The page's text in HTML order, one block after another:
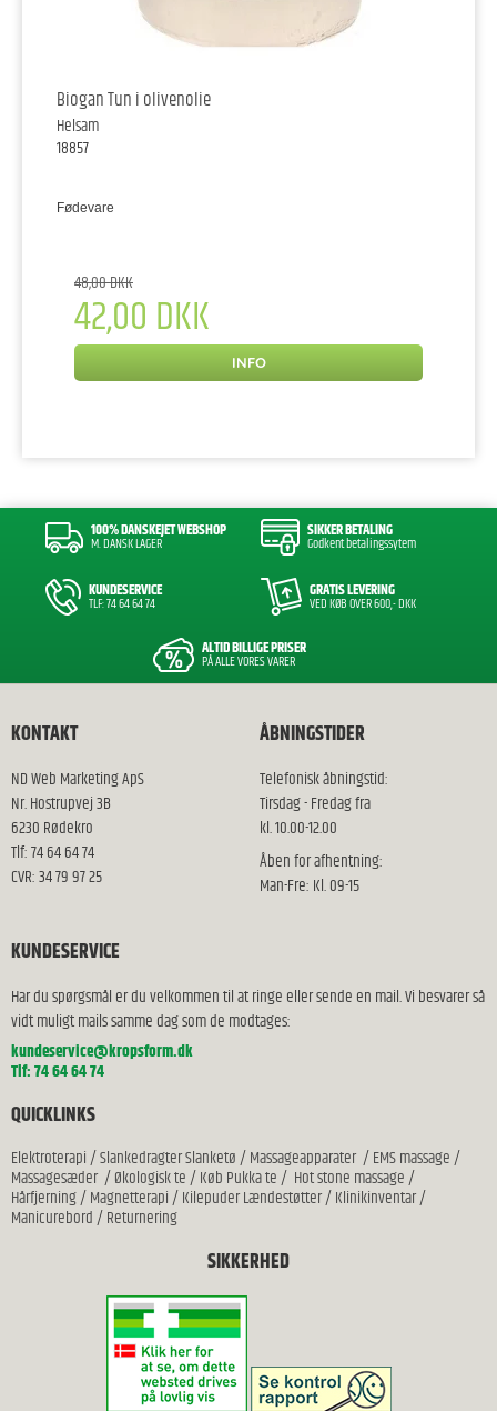
Biogan Tun i olivenolie
Helsam
18857
Fødevare
48,00 DKK
42,00 DKK
INFO
100% DANSKEJET WEBSHOP
M. DANSK LAGER
SIKKER BETALING
Godkent betalingssytem
KUNDESERVICE
TLF: 74 64 64 74
GRATIS LEVERING
VED KØB OVER 600,- DKK
ALTID BILLIGE PRISER
PÅ ALLE VORES VARER
KONTAKT
ND Web Marketing ApS
Nr. Hostrupvej 3B
6230 Rødekro
Tlf: 74 64 64 74
CVR: 34 79 97 25
ÅBNINGSTIDER
Telefonisk åbningstid:
Tirsdag - Fredag fra
kl. 10.00-12.00
Åben for afhentning:
Man-Fre: Kl. 09-15
KUNDESERVICE
Har du spørgsmål er du velkommen til at ringe eller sende en mail. Vi besvarer så
vidt muligt mails samme dag som de modtages:
kundeservice@kropsform.dk
Tlf: 74 64 64 74
QUICKLINKS
Elektroterapi/Slankedragter Slanketø/Massageapparater/EMS massage/
Massagesæder/Økologisk te/Køb Pukka te/ Hot stone massage/
Hårfjerning/Magnetterapi/Kilepuder Lændestøtter/Klinikinventar/
Manicurebord/Returnering
SIKKERHED